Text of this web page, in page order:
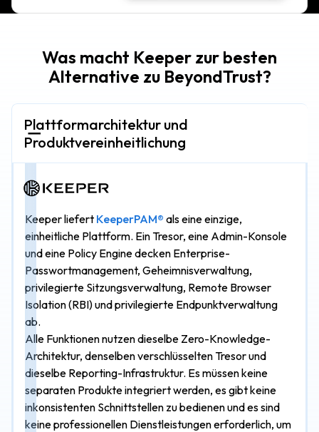
Was macht Keeper zur besten
Alternative zu BeyondTrust?
Plattformarchitektur und
Produktvereinheitlichung
Keeper liefert KeeperPAM® als eine einzige,
einheitliche Plattform. Ein Tresor, eine Admin-Konsole
und eine Policy Engine decken Enterprise-
Passwortmanagement, Geheimnisverwaltung,
privilegierte Sitzungsverwaltung, Remote Browser
Isolation (RBI) und privilegierte Endpunktverwaltung
ab.
Alle Funktionen nutzen dieselbe Zero-Knowledge-
Architektur, denselben verschlüsselten Tresor und
dieselbe Reporting-Infrastruktur. Es müssen keine
separaten Produkte integriert werden, es gibt keine
inkonsistenten Schnittstellen zu bedienen und es sind
keine professionellen Dienstleistungen erforderlich, um